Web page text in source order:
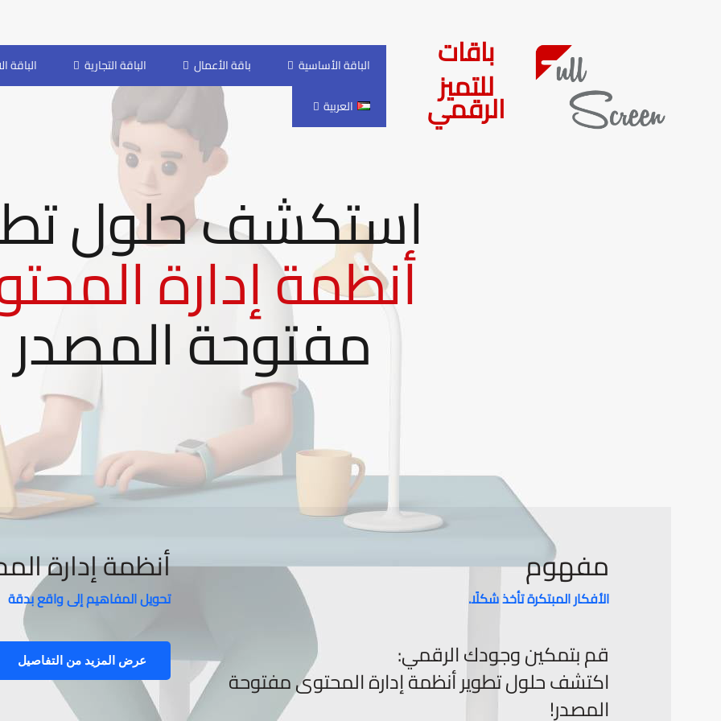
باقات
للتميز
الرقمي
الباقة الأساسية باقة الأعمال الباقة التجارية
الباقة
العربية
استكشف حلول
أنظمة إدارة
مفتوحة
مفهوم
الأفكار المبتكرة تأخذ شكلًا.
أنظمة إدارة
تحويل المفاهيم إلى واقع بدقة
قم بتمكين وجودك الرقمي:
اكتشف حلول تطوير أنظمة إدارة المحتوى مفتوحة
المصدر!
عرض المزيد من التفاصيل